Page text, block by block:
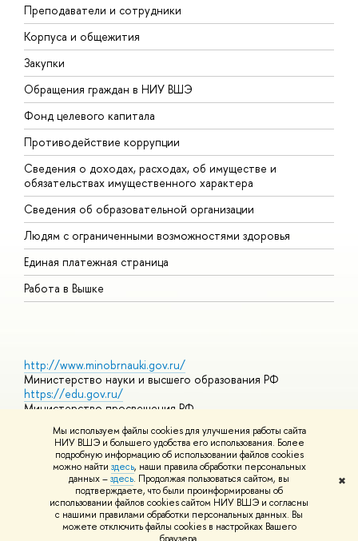
Мы используем файлы cookies для улучшения работы сайта
НИУ ВШЭ и большего удобства его использования. Более
подробную информацию об использовании файлов cookies
можно найти здесь, наши правила обработки персональных
данных –здесь. Продолжая пользоваться сайтом, вы
подтверждаете, что были проинформированы об
использовании файлов cookies сайтом НИУ ВШЭ и согласны
с нашими правилами обработки персональных данных. Вы
можете отключить файлы cookies в настройках Вашего
✖
Преподаватели и сотрудники
Корпуса и общежития
Закупки
Обращения граждан в НИУ ВШЭ
Фонд целевого капитала
Противодействие коррупции
Сведения о доходах, расходах, об имуществе и
обязательствах имущественного характера
Сведения об образовательной организации
Людям с ограниченными возможностями здоровья
Единая платежная страница
Работа в Вышке
http://www.minobrnauki.gov.ru/
Министерство науки и высшего образования РФ
https://edu.gov.ru/
Министерство просвещения РФ
https://elearning.hse.ru/mooc
Массовые открытые онлайн-курсы
© НИУ ВШЭ 1993–2026 Адреса и контактыУсловия
использования материалов Политика конфиденциальности
Шрифты HSE Sans и HSE Slab разработаны вШколе дизайна НИУ